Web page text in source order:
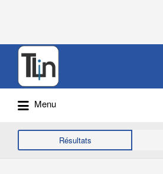
Rechercher
Menu
Résultats